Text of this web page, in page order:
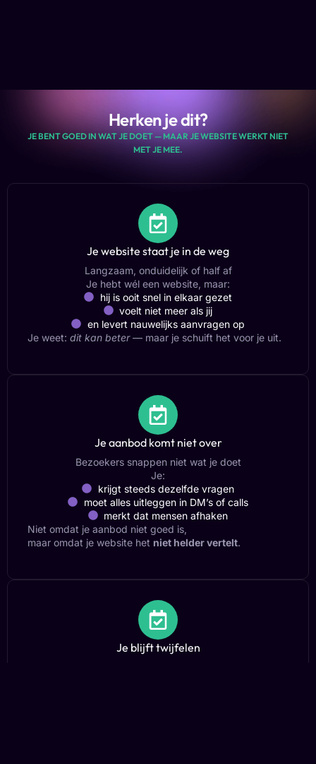
Herken je dit?
JE BENT GOED IN WAT JE DOET — MAAR JE WEBSITE WERKT NIET
MET JE MEE.
Je website staat je in de weg
Langzaam, onduidelijk of half af
Je hebt wél een website, maar:
hij is ooit snel in elkaar gezet
voelt niet meer als jij
en levert nauwelijks aanvragen op
Je weet: dit kan beter— maar je schuift het voor je uit.
Je aanbod komt niet over
Bezoekers snappen niet wat je doet
Je:
krijgt steeds dezelfde vragen
moet alles uitleggen in DM’s of calls
merkt dat mensen afhaken
Niet omdat je aanbod niet goed is,
maar omdat je website het niet helder vertelt.
Je blijft twijfelen